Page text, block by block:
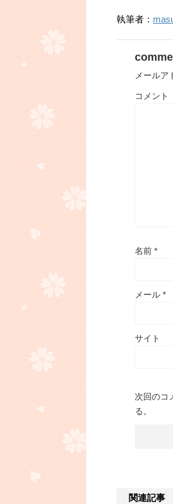
執筆者：
メールア
コメント
名前 *
メール *
サイト
次回のコ
る。
関連記事